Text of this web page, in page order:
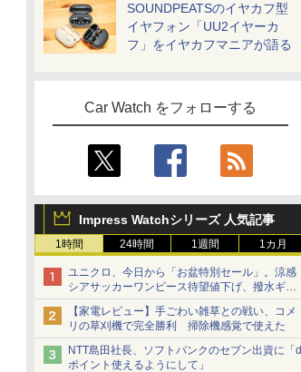
SOUNDPEATSのイヤカフ型
イヤフォン「UU2イヤーカ
フ」をイヤカフマニアが語る
Car Watch をフォローする
Impress Watchシリーズ 人気記事
1時間 24時間 1週間 1カ月
ユニクロ、今日から「お盆特別セール」。涼感
シアサッカーワンピース待望値下げ、撥水ギア
ショーツは1990円に
【家電レビュー】手ごわい雑草との戦い、コメ
リの草刈機で完全勝利 掃除機感覚で使えた
NTT島田社長、ソフトバンクのセブン出資に「d
ポイント使えるようにして」